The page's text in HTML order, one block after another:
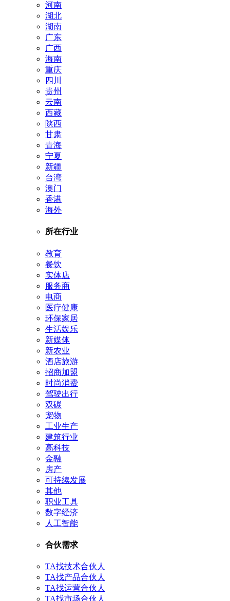
河南
湖北
湖南
广东
广西
海南
重庆
四川
贵州
云南
西藏
陕西
甘肃
青海
宁夏
新疆
台湾
澳门
香港
海外
所在行业
教育
餐饮
实体店
服务商
电商
医疗健康
环保家居
生活娱乐
新媒体
新农业
酒店旅游
招商加盟
时尚消费
驾驶出行
双碳
宠物
工业生产
建筑行业
高科技
金融
房产
可持续发展
其他
职业工具
数字经济
人工智能
合伙需求
TA找技术合伙人
TA找产品合伙人
TA找运营合伙人
TA找市场合伙人